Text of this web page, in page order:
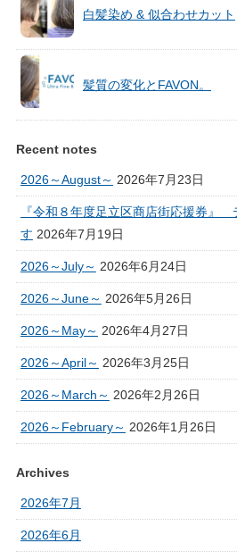
白髪染め & 似合わせカット
髪質の変化とFAVON。
Recent notes
2026～August～ 2026年7月23日
『令和８年度足立区商店街応援券』
す 2026年7月19日
2026～July～ 2026年6月24日
2026～June～ 2026年5月26日
2026～May～ 2026年4月27日
2026～April～ 2026年3月25日
2026～March～ 2026年2月26日
2026～February～ 2026年1月26日
Archives
2026年7月
2026年6月